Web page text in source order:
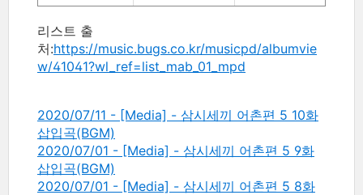
리스트 출
처:https://music.bugs.co.kr/musicpd/albumvie
w/41041?wl_ref=list_mab_01_mpd
2020/07/11 - [Media] - 삼시세끼 어촌편 5 10화
삽입곡(BGM)
2020/07/01 - [Media] - 삼시세끼 어촌편 5 9화
삽입곡(BGM)
2020/07/01 - [Media] - 삼시세끼 어촌편 5 8화